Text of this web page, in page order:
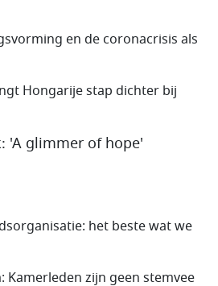
en de coronacrisis als
Hongarije stap dichter bij
'A glimmer of hope'
het beste wat we
Kamerleden zijn geen stemvee